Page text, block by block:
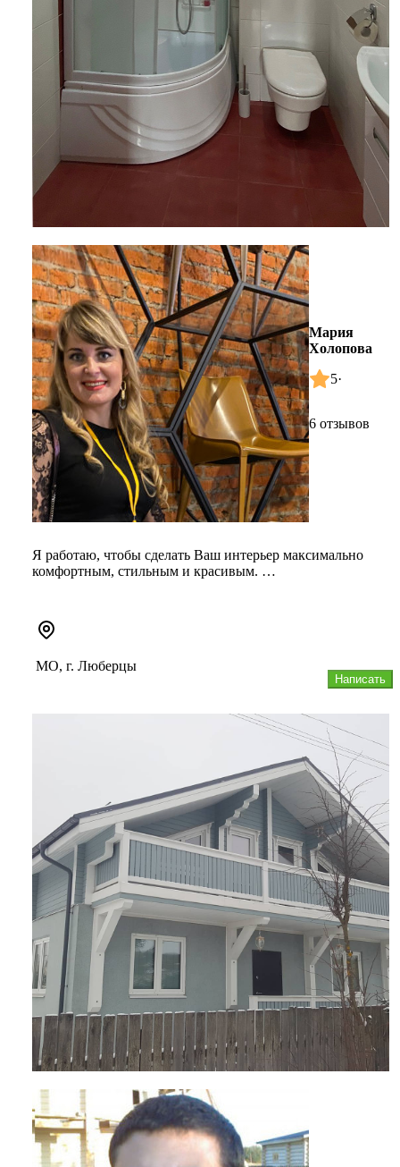
Мария
Холопова
5·
6 отзывов
Я работаю, чтобы сделать Ваш интерьер максимально
комфортным, стильным и красивым.
Написать
МО, г. Люберцы